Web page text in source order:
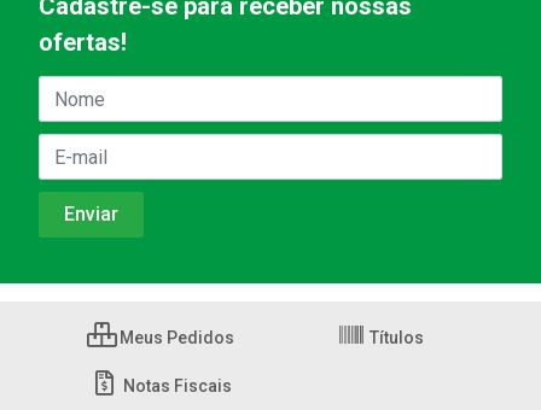
Cadastre-se para receber nossas
ofertas!
Meus Pedidos Títulos
Notas Fiscais